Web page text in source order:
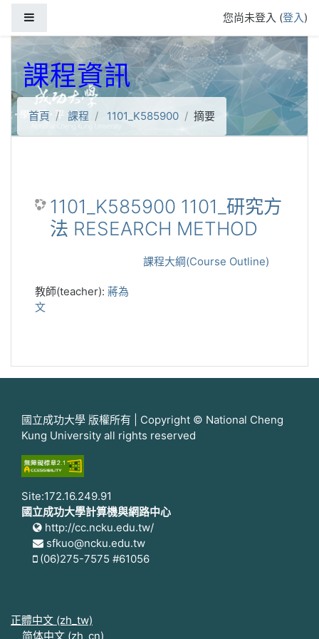
您尚未登入 (登入)
課程資訊
首頁 課程 1101_K585900 摘要
1101_K585900 1101_研究方
法 RESEARCH METHOD
課程大綱(Course Outline)
教師(teacher): 蔣為
文
國立成功大學 版權所有 | Copyright © National Cheng
Kung University all rights reserved
Site:172.16.249.91
國立成功大學計算機與網路中心
http://cc.ncku.edu.tw/
sfkuo@ncku.edu.tw
(06)275-7575 #61056
正體中文 ‎(zh_tw)‎
简体中文 ‎(zh_cn)‎